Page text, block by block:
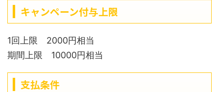
キャンペーン付与上限
1回上限 2000円相当
期間上限 10000円相当
支払条件